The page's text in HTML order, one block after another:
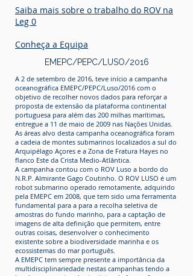
Saiba mais sobre o trabalho do ROV na
Leg 0
Conheça a Equipa
EMEPC/PEPC/LUSO/2016
A 2 de setembro de 2016, teve início a campanha
oceanográfica EMEPC/PEPC/Luso/2016 com o
objetivo de recolher novos dados para reforçar a
proposta de extensão da plataforma continental
portuguesa para além das 200 milhas marítimas,
entregue a 11 de maio de 2009 nas Nações Unidas.
As áreas alvo desta campanha oceanográfica foram
a cadeia de montes submarinos localizados a sul do
Arquipélago Açores e a Zona de Fratura Hayes no
flanco Este da Crista Medio-Atlântica.
A campanha contou com o ROV Luso a bordo do
N.R.P. Almirante Gago Coutinho. O ROV LUSO é um
robot submarino operado remotamente, adquirido
pela EMEPC em 2008, que tem sido uma ferramenta
fundamental para a para a recolha seletiva de
amostras do fundo marinho, para a captação de
imagens de alta definição que permitem, entre
outras coisas, desenvolver o conhecimento
existente sobre a biodiversidade marinha e os
ecossistemas do mar português.
A EMEPC tem sempre presente a importância da
multidisciplinariedade nestas campanhas tendo a